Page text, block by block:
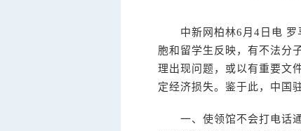
中新网 柏林6月4日电 罗
胞和留学生反映，有不法分
理出现问题，或以有重要文
定经济损失。鉴于此，中国
一、使领馆不会打电话通